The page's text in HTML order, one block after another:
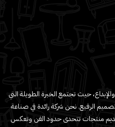
حيث تجتمع الخبرة الطويلة التي
والتصميم الرفيع. نحن شركة رائدة في صناعة
منتجات تتحدى حدود الفن وتعكس